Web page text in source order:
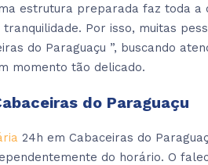
estrutura preparada faz toda a
Por isso, muitas
do Paraguaçu ”, buscando
momento tão delicado.
do Paraguaçu
24h em Cabaceiras do
do horário. O